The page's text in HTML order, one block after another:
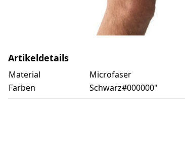
Artikeldetails
Material
Microfaser
Farben
Schwarz#000000"